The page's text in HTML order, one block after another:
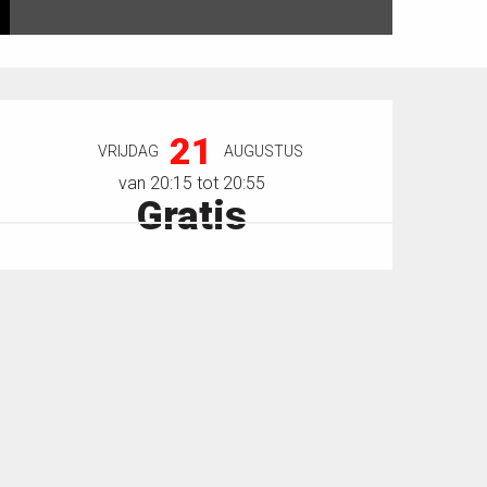
VRIJDAG 21 AUGUSTUS
van 20:15 tot 20:55
Gratis